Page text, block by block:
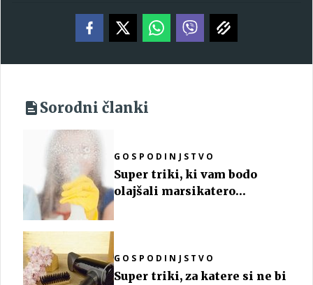
Sorodni članki
GOSPODINJSTVO
Super triki, ki vam bodo
olajšali marsikatero
GOSPODINJSTVO
Super triki, za katere si ne bi